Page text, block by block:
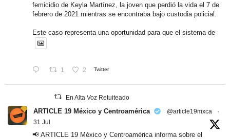
femicidio de Keyla Martínez, la joven que perdió la vida el 7 de
febrero de 2021 mientras se encontraba bajo custodia policial.
Este caso representa una oportunidad para que el sistema de
1 2 Twitter
En Alta Voz Retuiteado
ARTICLE 19 México y Centroamérica @article19mxca
·
31 Jul
📢 ARTICLE 19 México y Centroamérica informa sobre el